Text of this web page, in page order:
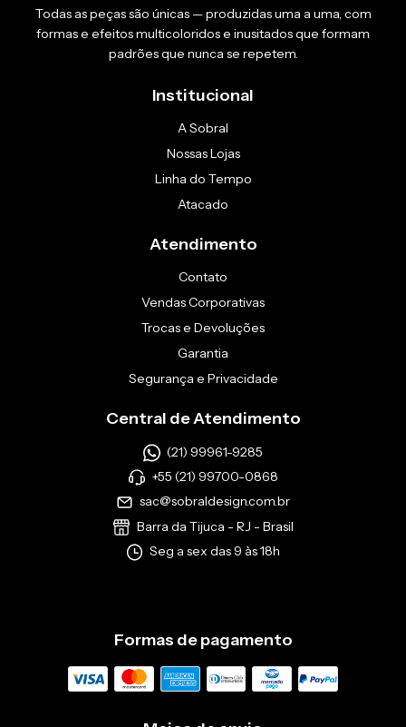
Todas as peças são únicas — produzidas uma a uma, com
formas e efeitos multicoloridos e inusitados que formam
padrões que nunca se repetem.
Institucional
A Sobral
Nossas Lojas
Linha do Tempo
Atacado
Atendimento
Contato
Vendas Corporativas
Trocas e Devoluções
Garantia
Segurança e Privacidade
Central de Atendimento
(21) 99961-9285
+55 (21) 99700-0868
sac@sobraldesign.com.br
Barra da Tijuca - RJ - Brasil
Seg a sex das 9 às 18h
Formas de pagamento